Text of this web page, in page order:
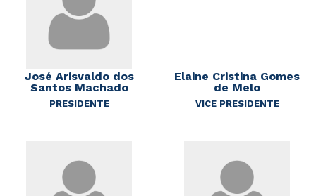
José Arisvaldo dos
Santos Machado
PRESIDENTE
Elaine Cristina Gomes
de Melo
VICE PRESIDENTE